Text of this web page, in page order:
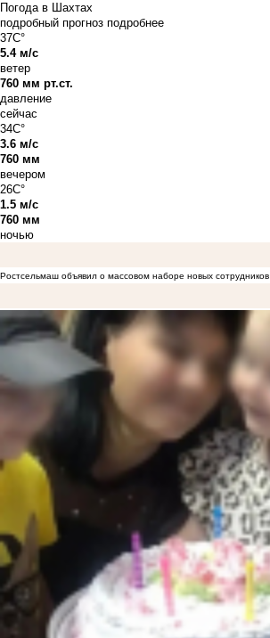
Погода в Шахтах
подробный прогноз подробнее
37C°
5.4 м/с
ветер
760 мм рт.ст.
давление
сейчас
34C°
3.6 м/с
760 мм
вечером
26C°
1.5 м/с
760 мм
ночью
Ростсельмаш объявил о массовом наборе новых сотрудников